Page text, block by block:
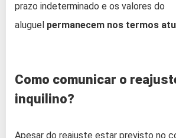
prazo indeterminado e os valores do
aluguel permanecem nos termos
Como comunicar o
inquilino?
Apesar do reajuste estar previsto no